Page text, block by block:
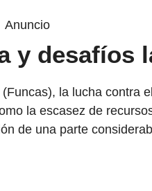
Anuncio
y desafíos
la lucha contra
la escasez de
de una parte